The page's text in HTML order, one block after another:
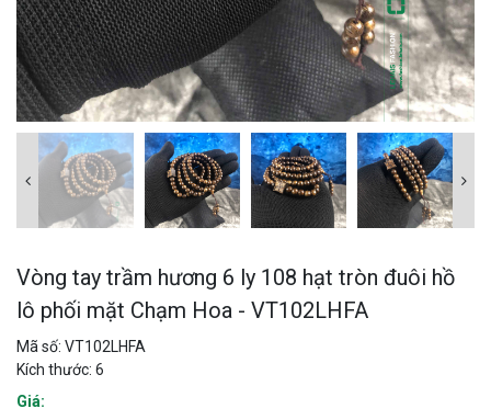
Vòng tay trầm hương 6 ly 108 hạt tròn đuôi hồ
lô phối mặt Chạm Hoa - VT102LHFA
Mã số: VT102LHFA
Kích thước: 6
Giá: